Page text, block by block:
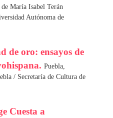
María Isabel Terán
Autónoma de
de oro: ensayos de
Puebla,
/ Secretaría de Cultura de
Cuesta a